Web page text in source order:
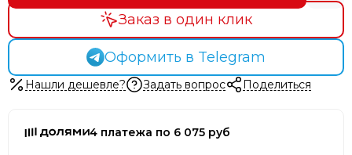
Заказ в один клик
Оформить в Telegram
Нашли дешевле? Задать вопрос Поделиться
4 платежа по 6 075 руб